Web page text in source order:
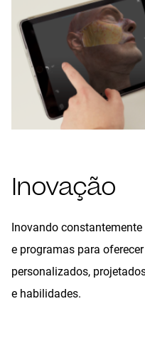
Inovação
Inovando
e programas para
personalizados,
e habilidades.